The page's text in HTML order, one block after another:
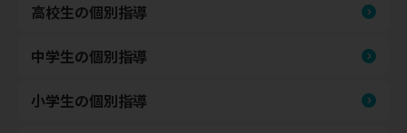
高校生の個別指導
中学生の個別指導
小学生の個別指導